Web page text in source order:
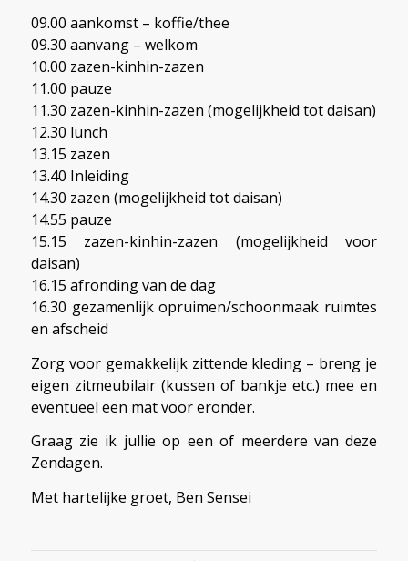
09.00 aankomst – koffie/thee
09.30 aanvang – welkom
10.00 zazen-kinhin-zazen
11.00 pauze
11.30 zazen-kinhin-zazen (mogelijkheid tot daisan)
12.30 lunch
13.15 zazen
13.40 Inleiding
14.30 zazen (mogelijkheid tot daisan)
14.55 pauze
15.15 zazen-kinhin-zazen (mogelijkheid voor
daisan)
16.15 afronding van de dag
16.30 gezamenlijk opruimen/schoonmaak ruimtes
en afscheid
Zorg voor gemakkelijk zittende kleding – breng je
eigen zitmeubilair (kussen of bankje etc.) mee en
eventueel een mat voor eronder.
Graag zie ik jullie op een of meerdere van deze
Zendagen.
Met hartelijke groet, Ben Sensei